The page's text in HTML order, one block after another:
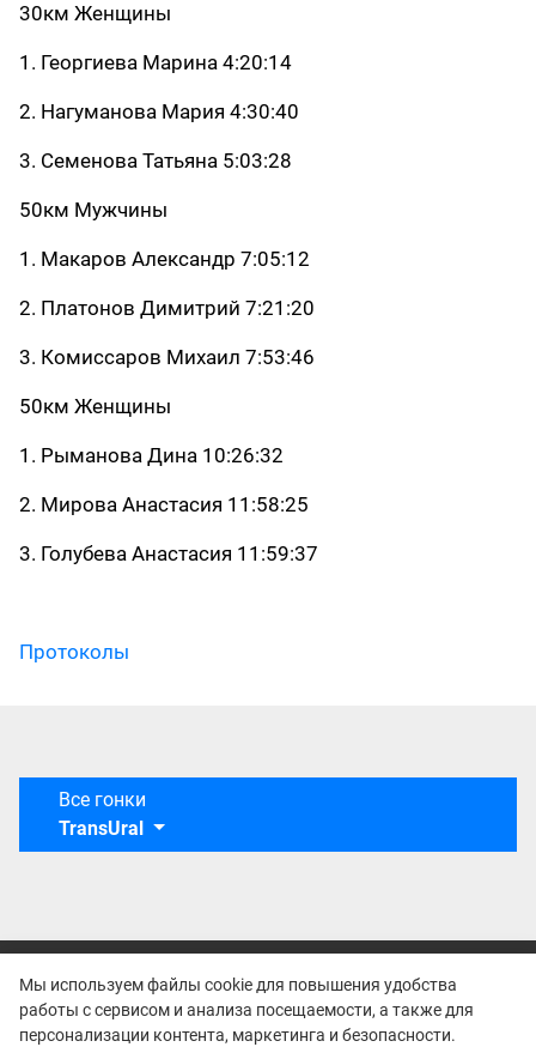
30км Женщины
1. Георгиева Марина 4:20:14
2. Нагуманова Мария 4:30:40
3. Семенова Татьяна 5:03:28
50км Мужчины
1. Макаров Александр 7:05:12
2. Платонов Димитрий 7:21:20
3. Комиссаров Михаил 7:53:46
50км Женщины
1. Рыманова Дина 10:26:32
2. Мирова Анастасия 11:58:25
3. Голубева Анастасия 11:59:37
Протоколы
Все гонки
TransUral
Мы используем файлы cookie для повышения удобства
работы с сервисом и анализа посещаемости, а также для
персонализации контента, маркетинга и безопасности.